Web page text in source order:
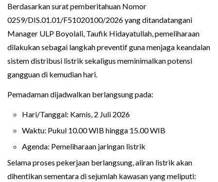
Berdasarkan surat pemberitahuan Nomor
0259/DIS.01.01/F51020100/2026 yang ditandatangani
Manager ULP Boyolali, Taufik Hidayatullah, pemeliharaan
dilakukan sebagai langkah preventif guna menjaga keandalan
sistem distribusi listrik sekaligus meminimalkan potensi
gangguan di kemudian hari.
Pemadaman dijadwalkan berlangsung pada:
Hari/Tanggal: Kamis, 2 Juli 2026
Waktu: Pukul 10.00 WIB hingga 15.00 WIB
Agenda: Pemeliharaan jaringan listrik
Selama proses pekerjaan berlangsung, aliran listrik akan
dihentikan sementara di sejumlah kawasan yang meliputi: